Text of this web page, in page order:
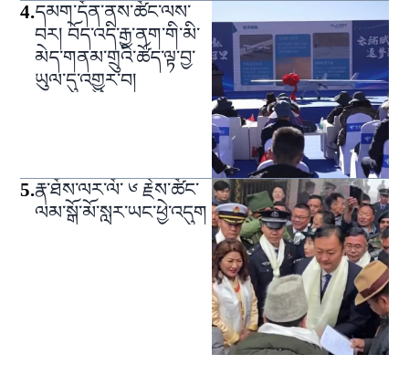
4.དམག་དོན་ནས་ཚོང་ལས་
བར། བོད་འདི་རྒྱ་ནག་གི་མི་
མེད་གནམ་གྲུའི་ཚོད་ལྟ་བྱ་
ཡུལ་དུ་འགྱུར་བ།
5.རྣ་ཐོས་ལར་ལོ་ ༦ རྗེས་ཚོང་
ལམ་སྒོ་མོ་སླར་ཡང་ཕྱེ་འདུག